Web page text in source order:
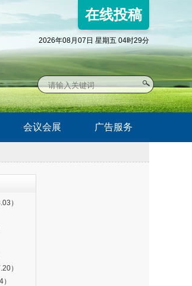
在线投稿
2026年08月07日 星期五 04时29分
会议会展 广告服务
）
）